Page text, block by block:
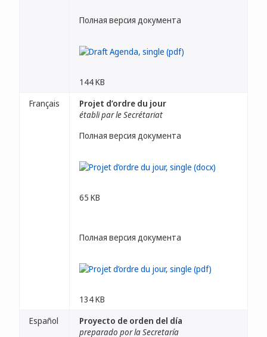
Полная версия документа
144 KB
Français
Projet d’ordre du jour
établi par le Secrétariat
Полная версия документа
65 KB
Полная версия документа
134 KB
Español
Proyecto de orden del día
preparado por la Secretaría